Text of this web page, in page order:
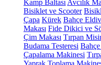
Kamp Baltası Avcılık
Bisiklet ve Scooter
Çapa Kürek Bahçe
Makası Fide Dikici ve
Çim Makası Tırpan
Budama Testeresi Bahçe
Çapalama Makinesi
Yaprak Toplama